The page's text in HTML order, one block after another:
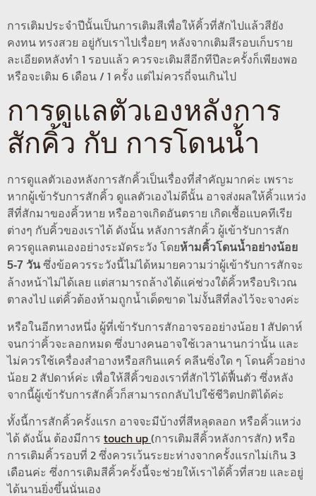
การเติมประจำปีนั้นเป็นการเติมสีเพื่อให้คิ้วที่สักไปแล้วสียัง
คงทน ทรงสวย อยู่กับเราไปเรื่อยๆ หลังจากเติมสีรอบเก็บราย
ละเอียดหลังทำ 1 รอบแล้ว ควรจะเติมสีอีกทีปีละครั้งก็เพียงพอ
หรือจะเติม 6 เดือน / 1 ครั้ง แต่ไม่ควรถี่จนเกินไป
การดูแลตัวเองหลังการ
สักคิ้ว กับ การโดนน้ำ
การดูแลตัวเองหลังการสักคิ้วเป็นเรื่องที่สำคัญมากค่ะ เพราะ
หากผู้เข้ารับการสักคิ้ว ดูแลตัวเองไม่ดีนั้น อาจส่งผลให้คิ้วแหว่ง
สีที่สักมาของคิ้วหาย หรืออาจเกิดอันตราย เกิดเชื้อแบคทีเรีย
ต่างๆ กับคิ้วของเราได้ ดังนั้น หลังการสักคิ้ว ผู้เข้ารับการสัก
ควรดูแลตนเองอย่างระมัดระวัง โดยห้ามคิ้วโดนน้ำอย่างน้อย
5-7 วันซึ่งข้อควรระวังนี้ไม่ได้หมายความว่าผู้เข้ารับการสักจะ
ล้างหน้าไม่ได้เลย แต่สามารถล้างได้แค่ช่วงใต้คิ้วหรือบริเวณ
ตาลงไป แต่คิ้วต้องห้ามถูกน้ำเด็ดขาด ไม่งั้นสีที่ลงไว้จะจางค่ะ
หรือในอีกทางหนึ่ง ผู้ที่เข้ารับการสักอาจรออย่างน้อย 1 สัปดาห์
จนกว่าคิ้วจะลอกหมด ซึ่งบางคนอาจใช้เวลานานกว่านั้น และ
ไม่ควรใช้เครื่องสำอางหรือสกินแคร์ คลีนซิ่งใด ๆ โดนคิ้วอย่าง
น้อย 2 สัปดาห์ค่ะ เพื่อให้สีคิ้วของเราที่สักไว้ได้ฟื้นตัว ซึ่งหลัง
จากนี้ผู้เข้ารับการสักคิ้วก็สามารถกลับไปใช้ชีวิตปกติได้ค่ะ
ทั้งนี้การสักคิ้วครั้งแรก อาจจะมีบ้างที่สีหลุดลอก หรือคิ้วแหว่ง
ได้ ดังนั้น ต้องมีการ touch up(การเติมสีคิ้วหลังการสัก) หรือ
การเติมคิ้วรอบที่ 2 ซึ่งควรเว้นระยะห่างจากครั้งแรกไม่เกิน 3
เดือนค่ะ ซึ่งการเติมสีคิ้วครั้งนี้จะช่วยให้เราได้คิ้วที่สวย และอยู่
ได้นานยิ่งขึ้นนั่นเอง